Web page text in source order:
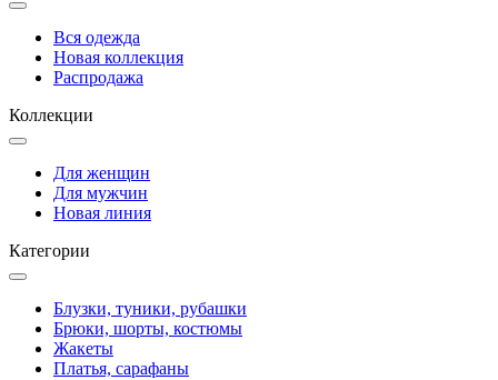
Вся одежда
Новая коллекция
Распродажа
Коллекции
Для женщин
Для мужчин
Новая линия
Категории
Блузки, туники, рубашки
Брюки, шорты, костюмы
Жакеты
Платья, сарафаны